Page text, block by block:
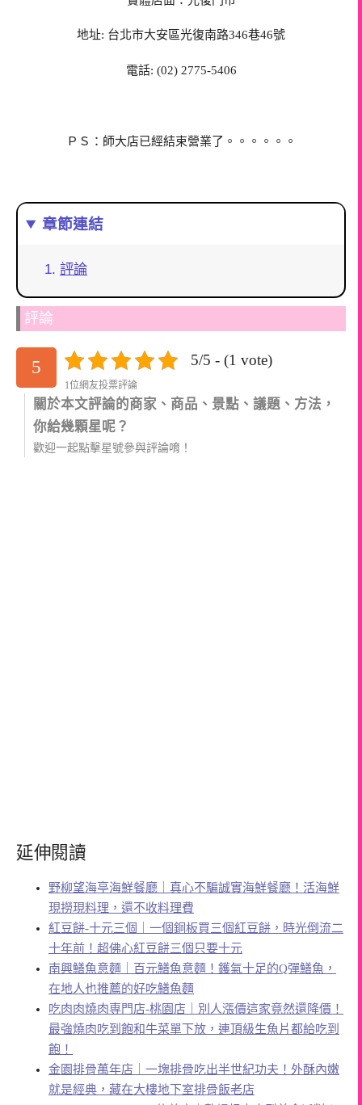
地址: 台北市大安區光復南路346巷46號
電話: (02) 2775-5406
ＰＳ：師大店已經結束營業了。。。。。。
章節連結
評論
評論
5 5/5 - (1 vote)
1位網友投票評論
關於本文評論的商家、商品、景點、議題、方法，
你給幾顆星呢？
歡迎一起點擊星號參與評論唷！
延伸閱讀
野柳望海亭海鮮餐廳｜真心不騙誠實海鮮餐廳！活海鮮
現撈現料理，還不收料理費
紅豆餅-十元三個｜一個銅板買三個紅豆餅，時光倒流二
十年前！超佛心紅豆餅三個只要十元
南興鱔魚意麵｜百元鱔魚意麵！鑊氣十足的Q彈鱔魚，
在地人也推薦的好吃鱔魚麵
吃肉肉燒肉専門店-桃園店｜別人漲價這家竟然還降價！
最強燒肉吃到飽和牛菜單下放，連頂級生魚片都給吃到
飽！
金園排骨萬年店｜一塊排骨吃出半世紀功夫！外酥內嫩
就是經典，藏在大樓地下室排骨飯老店